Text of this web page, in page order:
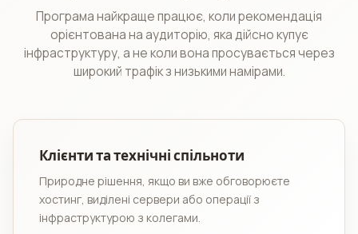
Програма найкраще працює, коли рекомендація
орієнтована на аудиторію, яка дійсно купує
інфраструктуру, а не коли вона просувається через
широкий трафік з низькими намірами.
Клієнти та технічні спільноти
Природне рішення, якщо ви вже обговорюєте
хостинг, виділені сервери або операції з
інфраструктурою з колегами.